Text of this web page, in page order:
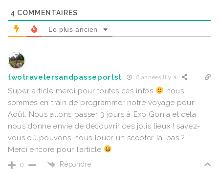
4 COMMENTAIRES
Le plus ancien
twotravelersandpasseportst 8 années il y a
Super article merci pour toutes ces infos
nous
sommes en train de programmer notre voyage pour
Août. Nous allons passer 3 jours à Exo Gonia et cela
nous donne envie de découvrir ces jolis lieux ! savez-
vous où pouvons-nous louer un scooter là-bas ?
Merci encore pour l’article
0 Répondre